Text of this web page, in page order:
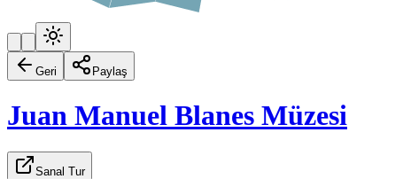
Geri Paylaş
Juan Manuel Blanes Müzesi
Sanal Tur